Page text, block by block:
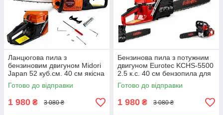
Ланцюгова пила з
бензиновим двигуном Midori
Japan 52 куб.см. 40 см якісна
бензопила для дров
Готово до відправки
1 980 ₴ 3 080 ₴
Бензинова пила з потужним
двигуном Eurotec KCHS-5500
2.5 к.с. 40 см бензопила для
дачі
Готово до відправки
1 980 ₴ 3 080 ₴